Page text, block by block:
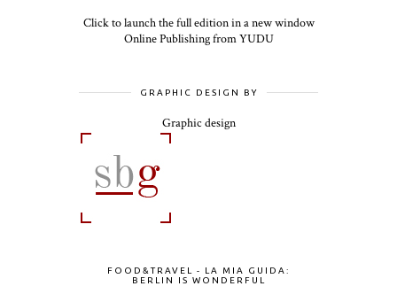
Click to launch the full edition in a new window
Online Publishing from YUDU
GRAPHIC DESIGN BY
Graphic design
FOOD&TRAVEL - LA MIA GUIDA:
BERLIN IS WONDERFUL